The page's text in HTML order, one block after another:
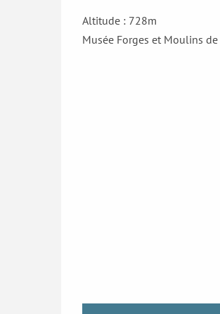
Altitude : 728m
Musée Forges et Moulins